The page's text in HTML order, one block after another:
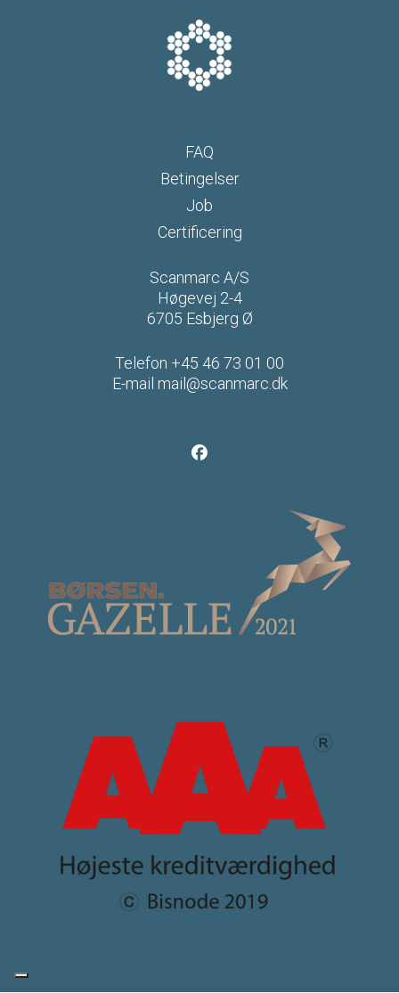
FAQ
Betingelser
Job
Certificering
Scanmarc A/S
Høgevej 2-4
6705 Esbjerg Ø
Telefon +45 46 73 01 00
E-mail mail@scanmarc.dk